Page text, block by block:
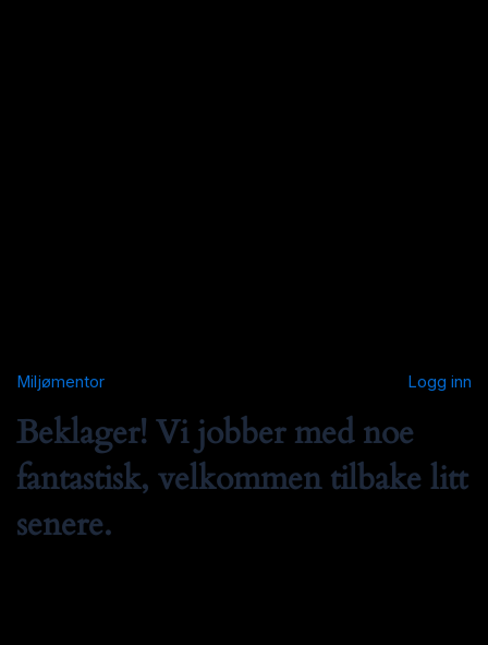
Miljømentor Logg inn
Beklager! Vi jobber med noe
fantastisk, velkommen tilbake litt
senere.